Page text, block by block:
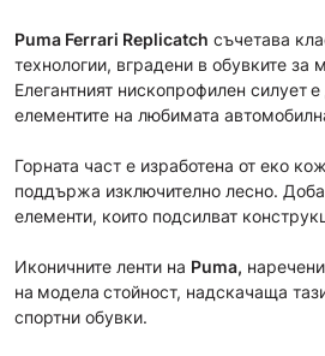
Puma Ferrari Replicatch съчетава
технологии, вградени в обувките за
Елегантният нископрофилен силуете
елементите на любимата
Горната част е изработена от еко
поддържа изключително лесно.
елементи, които подсилват
Иконичните ленти на Puma, наречени
на модела стойност, надскачаща
спортни обувки.